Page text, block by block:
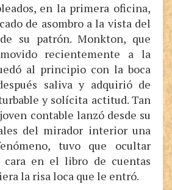
en la primera oficina,
de asombro a la vista del
su patrón. Monkton, que
recientemente a la
al principio con la boca
saliva y adquirió de
y solícita actitud. Tan
contable lanzó desde su
del mirador interior una
tuvo que ocultar
cara en el libro de cuentas
la risa loca que le entró.